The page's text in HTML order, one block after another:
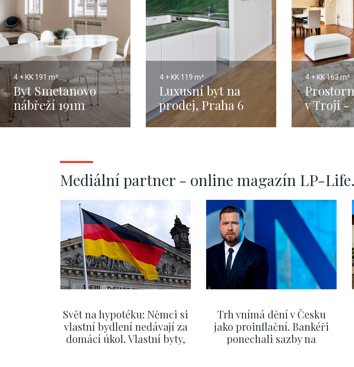
4 + KK 191 m²
Byt Smetanovo
nábřeží 191m
4 + KK 119 m²
Luxusní byt na
prodej, Praha 6
-127m
4 + KK163 m²
v Troji -
Mediální partner - online magazín LP-
Svět na hypotéku: Němci si
vlastní bydlení nedávají za
domácí úkol. Vlastní byty,
Trh vnímá dění v Česku
jako proinflační. Bankéři
ponechali sazby na